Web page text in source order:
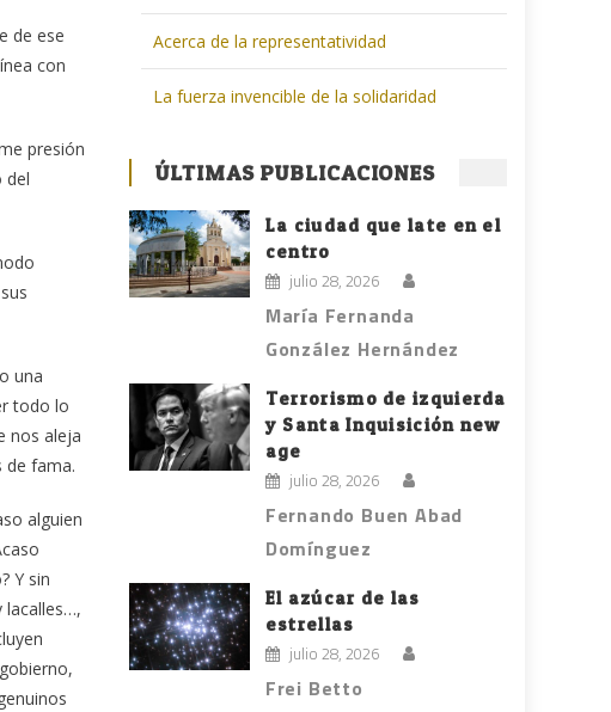
de ese
con
presión
del
una
todo lo
nos aleja
de fama.
alguien
Y sin
lacalles…,
Acerca de la representatividad
La fuerza invencible de la solidaridad
ÚLTIMAS PUBLICACIONES
La ciudad que late en el
centro
julio 28, 2026
María Fernanda
González Hernández
Terrorismo de izquierda
y Santa Inquisición new
age
julio 28, 2026
Fernando Buen Abad
Domínguez
El azúcar de las
estrellas
julio 28, 2026
Frei Betto